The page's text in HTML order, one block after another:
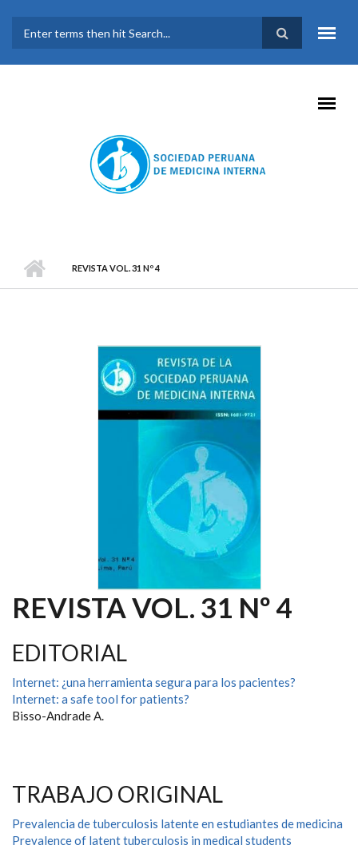
FORMULARIO DE
BÚSQUEDA
REVISTA VOL. 31 Nº 4
REVISTA VOL. 31 Nº 4
EDITORIAL
Internet: ¿una herramienta segura para los pacientes?
Internet: a safe tool for patients?
Bisso-Andrade A.
TRABAJO ORIGINAL
Prevalencia de tuberculosis latente en estudiantes de medicina
Prevalence of latent tuberculosis in medical students